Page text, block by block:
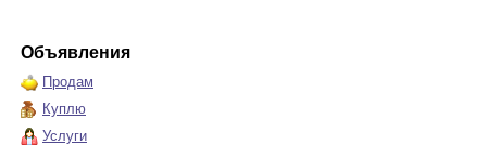
Объявления
Продам
Куплю
Услуги